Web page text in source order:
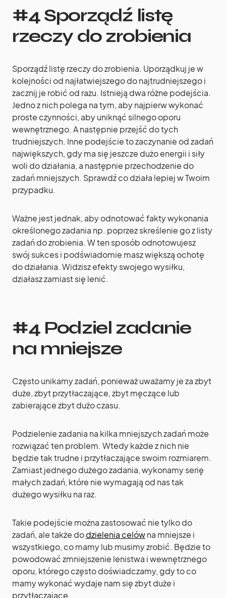
#4 Sporządź listę
rzeczy do zrobienia
Sporządź listę rzeczy do zrobienia. Uporządkuj je w
kolejności od najłatwiejszego do najtrudniejszego i
zacznij je robić od razu. Istnieją dwa różne podejścia.
Jedno z nich polega na tym, aby najpierw wykonać
proste czynności, aby uniknąć silnego oporu
wewnętrznego. A następnie przejść do tych
trudniejszych. Inne podejście to zaczynanie od zadań
największych, gdy ma się jeszcze dużo energii i siły
woli do działania, a następnie przechodzenie do
zadań mniejszych. Sprawdź co działa lepiej w Twoim
przypadku.
Ważne jest jednak, aby odnotować fakty wykonania
określonego zadania np. poprzez skreślenie go z listy
zadań do zrobienia. W ten sposób odnotowujesz
swój sukces i podświadomie masz większą ochotę
do działania. Widzisz efekty swojego wysiłku,
działasz zamiast się lenić.
#4 Podziel zadanie
na mniejsze
Często unikamy zadań, ponieważ uważamy je za zbyt
duże, zbyt przytłaczające, zbyt męczące lub
zabierające zbyt dużo czasu.
Podzielenie zadania na kilka mniejszych zadań może
rozwiązać ten problem. Wtedy każde z nich nie
będzie tak trudne i przytłaczające swoim rozmiarem.
Zamiast jednego dużego zadania, wykonamy serię
małych zadań, które nie wymagają od nas tak
dużego wysiłku na raz.
Takie podejście można zastosować nie tylko do
zadań, ale także dodzielenia celówna mniejsze i
wszystkiego, co mamy lub musimy zrobić. Będzie to
powodować zmniejszenie lenistwa i wewnętrznego
oporu, którego często doświadczamy, gdy to co
mamy wykonać wydaje nam się zbyt duże i
przytłaczające.